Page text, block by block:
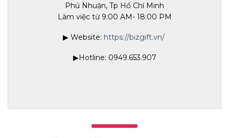
Phú Nhuận, Tp Hồ Chí Minh
Làm việc từ 9:00 AM- 18:00 PM
▶ Website: https://bizgift.vn/
▶Hotline: 0949.653.907